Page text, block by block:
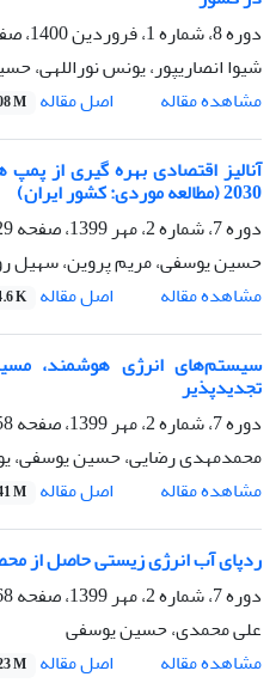
دوره 8، شماره 1، فروردین 1400، صفحه
شیوا انصاریپور، یونس
مشاهده مقاله
اصل مقاله M
آنالیز اقتصادی بهره گیری از
2030 (مطالعه موردی: کشور ایران)
دوره 7، شماره 2، مهر 1399، صفحه
حسین یوسفی، مریم پروین، سهیل
مشاهده مقاله
اصل مقاله K
سیستم‌های انرژی هوشمند،
تجدیدپذیر
دوره 7، شماره 2، مهر 1399، صفحه
محمدمهدی رضایی، حسین یوسفی،
مشاهده مقاله
اصل مقاله M
ردپای آب انرژی زیستی حاصل از
دوره 7، شماره 2، مهر 1399، صفحه
علی محمدی، حسین یوسفی
مشاهده مقاله
اصل مقاله M